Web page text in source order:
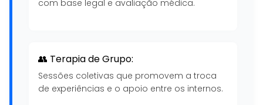
com base legal e avaliação médica.
👥 Terapia de Grupo:
Sessões coletivas que promovem a troca
de experiências e o apoio entre os internos.